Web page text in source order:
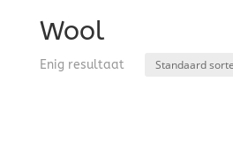
Wool
Enig resultaat